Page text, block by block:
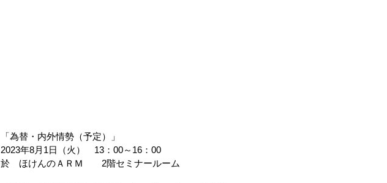
「為替・内外情勢（予定）」
2023年8月1日（火）　13：00～16：00
於　ほけんのＡＲＭ　　2階セミナールーム